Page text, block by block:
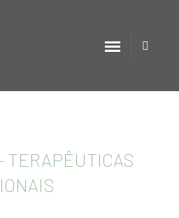
TERAPÊUTICAS